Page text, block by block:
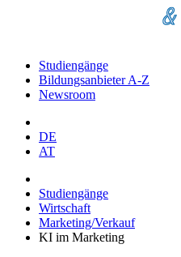
Studiengänge
Bildungsanbieter A-Z
Newsroom
DE
AT
Studiengänge
Wirtschaft
Marketing/Verkauf
KI im Marketing